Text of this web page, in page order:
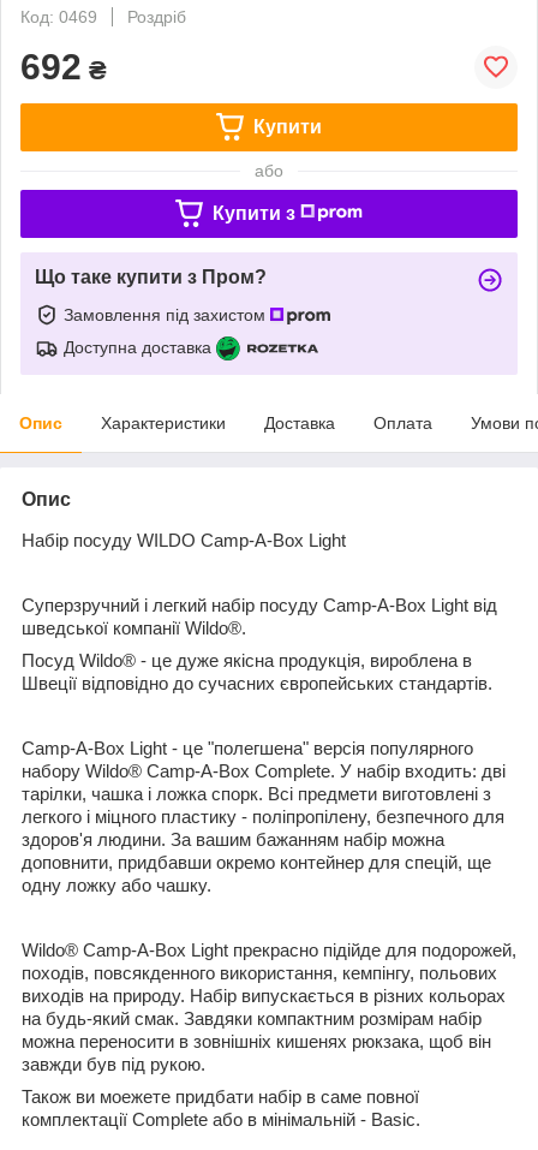
Код: 0469
Роздріб
692 ₴
Купити
або
Купити з
Що таке купити з Пром?
Замовлення під захистом
Доступна доставка
Опис Характеристики Доставка Оплата Умови
Опис
Набір посуду WILDO Camp-A-Box Light
Суперзручний і легкий набір посуду Camp-A-Box Light від
шведської компанії Wildo®.
Посуд Wildo® - це дуже якісна продукція, вироблена в
Швеції відповідно до сучасних європейських стандартів.
Camp-A-Box Light - це "полегшена" версія популярного
набору Wildo® Camp-A-Box Complete. У набір входить: дві
тарілки, чашка і ложка спорк. Всі предмети виготовлені з
легкого і міцного пластику - поліпропілену, безпечного для
здоров'я людини. За вашим бажанням набір можна
доповнити, придбавши окремо контейнер для спецій, ще
одну ложку або чашку.
Wildo® Camp-A-Box Light прекрасно підійде для подорожей,
походів, повсякденного використання, кемпінгу, польових
виходів на природу. Набір випускається в різних кольорах
на будь-який смак. Завдяки компактним розмірам набір
можна переносити в зовнішніх кишенях рюкзака, щоб він
завжди був під рукою.
Також ви моежете придбати набір в саме повної
комплектації Complete або в мінімальній - Basic.